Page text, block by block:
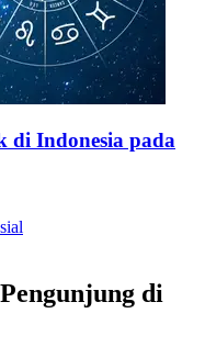
di Indonesia pada
di